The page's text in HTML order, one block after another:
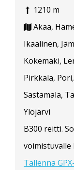
1210 m
Akaa,
Ikaalinen,
Kokemäki,
Pirkkala,
Sastamala,
Ylöjärvi
B300 reitti.
voimistuvalle
Tallenna